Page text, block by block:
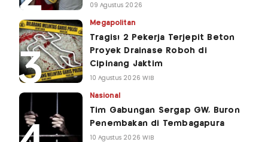
09 Agustus 2026
Megapolitan
Tragis! 2 Pekerja Terjepit Beton
Proyek Drainase Roboh di
Cipinang Jaktim
10 Agustus 2026 WIB
Nasional
Tim Gabungan Sergap GW, Buron
Penembakan di Tembagapura
10 Agustus 2026 WIB